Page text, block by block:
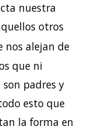
nuestra
otros
nos alejan de
que ni
padres y
esto que
la forma en